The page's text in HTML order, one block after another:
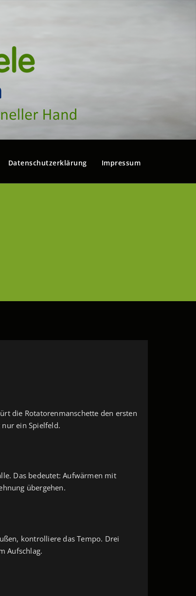
Datenschutzerklärung Impressum
die Rotatorenmanschette den ersten
ein Spielfeld.
Das bedeutet: Aufwärmen mit
übergehen.
kontrolliere das Tempo. Drei
Aufschlag.